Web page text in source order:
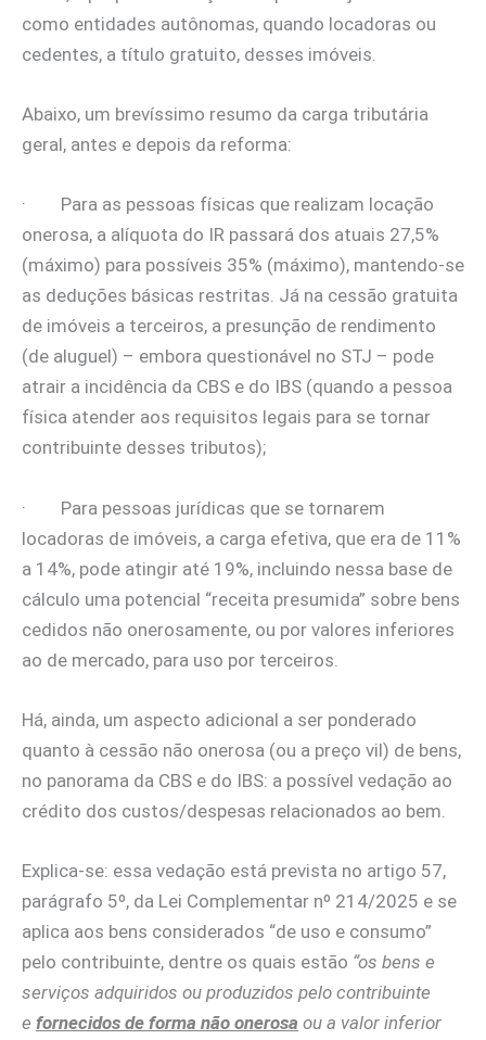
como entidades autônomas, quando locadoras ou
cedentes, a título gratuito, desses imóveis.
Abaixo, um brevíssimo resumo da carga tributária
geral, antes e depois da reforma:
· Para as pessoas físicas que realizam locação
onerosa, a alíquota do IR passará dos atuais 27,5%
(máximo) para possíveis 35% (máximo), mantendo-se
as deduções básicas restritas. Já na cessão gratuita
de imóveis a terceiros, a presunção de rendimento
(de aluguel) – embora questionável no STJ – pode
atrair a incidência da CBS e do IBS (quando a pessoa
física atender aos requisitos legais para se tornar
contribuinte desses tributos);
· Para pessoas jurídicas que se tornarem
locadoras de imóveis, a carga efetiva, que era de 11%
a 14%, pode atingir até 19%, incluindo nessa base de
cálculo uma potencial “receita presumida” sobre bens
cedidos não onerosamente, ou por valores inferiores
ao de mercado, para uso por terceiros.
Há, ainda, um aspecto adicional a ser ponderado
quanto à cessão não onerosa (ou a preço vil) de bens,
no panorama da CBS e do IBS: a possível vedação ao
crédito dos custos/despesas relacionados ao bem.
Explica-se: essa vedação está prevista no artigo 57,
parágrafo 5º, da Lei Complementar nº 214/2025 e se
aplica aos bens considerados “de uso e consumo”
pelo contribuinte, dentre os quais estão “os bens e
serviços adquiridos ou produzidos pelo contribuinte
e fornecidos de forma não onerosa ou a valor inferior